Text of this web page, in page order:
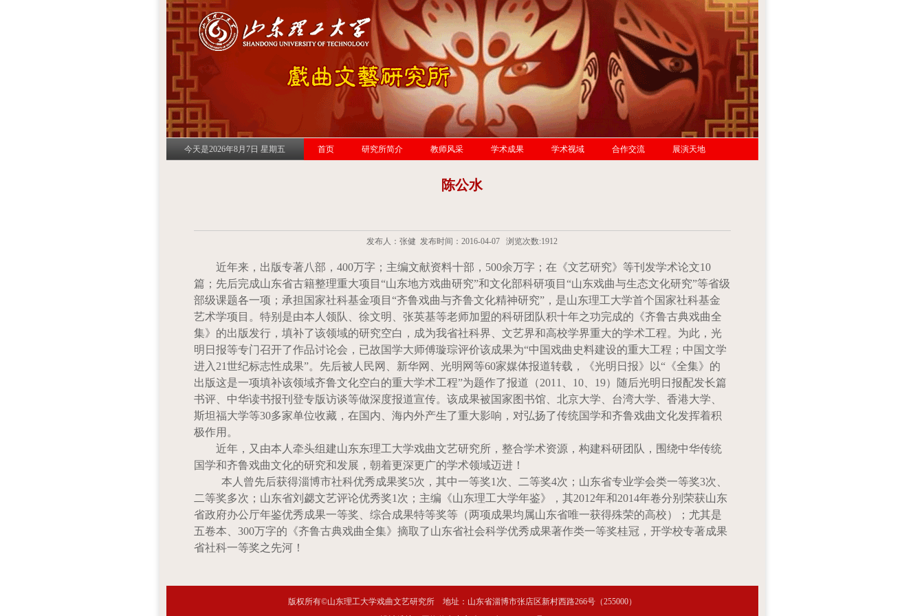
今天是2026年8月7日 星期五 首页 研究所简介 教师风采 学术成果 学术视域 合作交流 展演天地
陈公水
发布人：张健 发布时间：2016-04-07 浏览次数:1912
近年来，出版专著八部， 400万字；主编文献资料十部， 500余万字；在《文艺研究》等刊发学术论文10
篇；先后完成山东省古籍整理重大项目“山东地方戏曲研究”和文化部科研项目“山东戏曲与生态文化研究”等省级
部级课题各一项；承担国家社科基金项目“齐鲁戏曲与齐鲁文化精神研究”，是山东理工大学首个国家社科基金
艺术学项目。特别是由本人领队、徐文明、张英基等老师加盟的科研团队积十年之功完成的《齐鲁古典戏曲全
集》的出版发行，填补了该领域的研究空白，成为我省社科界、文艺界和高校学界重大的学术工程。为此，光
明日报等专门召开了作品讨论会，已故国学大师傅璇琮评价该成果为“中国戏曲史料建设的重大工程；中国文学
进入 21世纪标志性成果”。先后被人民网、新华网、光明网等60家媒体报道转载，《光明日报》以“《全集》的
出版这是一项填补该领域齐鲁文化空白的重大学术工程”为题作了报道（2011 10、 19）随后光明日报配发长篇
书评、中华读书报刊登专版访谈等做深度报道宣传。该成果被国家图书馆、北京大学、台湾大学、香港大学、
斯坦福大学等30多家单位收藏，在国内、海内外产生了重大影响，对弘扬了传统国学和齐鲁戏曲文化发挥着积
极作用。
近年，又由本人牵头组建山东东理工大学戏曲文艺研究所，整合学术资源，构建科研团队，围绕中华传统
国学和齐鲁戏曲文化的研究和发展，朝着更深更广的学术领域迈进！
本人曾先后获得淄博市社科优秀成果奖5次，其中一等奖1 次、二等奖4次；山东省专业学会类一等奖3次、
二等奖多次；山东省刘勰文艺评论优秀奖1 次；主编《山东理工大学年鉴》，其2012年和2014年卷分别荣获山东
省政府办公厅年鉴优秀成果一等奖、综合成果特等奖等（两项成果均属山东省唯一获得殊荣的高校）；尤其是
五卷本、 300万字的《齐鲁古典戏曲全集》摘取了山东省社会科学优秀成果著作类一等奖桂冠，开学校专著成果
省社科一等奖之先河！
版权所有©山东理工大学戏曲文艺研究所 地址：山东省淄博市张店区新村西路266号（255000）